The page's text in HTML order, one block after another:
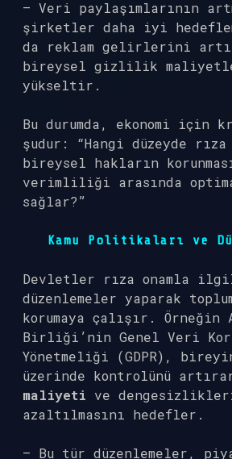
– Veri paylaşımlarının
şirketler daha iyi
da reklam gelirlerini
bireysel gizlilik
yükseltir.
Bu durumda, ekonomi için
şudur: “Hangi düzeyde rıza
bireysel hakların
verimliliği arasında
sağlar?”
Kamu Politikaları ve
Devletler rıza onamla
düzenlemeler yaparak
korumaya çalışır. Örneğin
Birliği’nin Genel Veri
Yönetmeliği (GDPR),
üzerinde kontrolünü
maliyeti ve dengesizlikler
azaltılmasını hedefler.
– Bu tür düzenlemeler,